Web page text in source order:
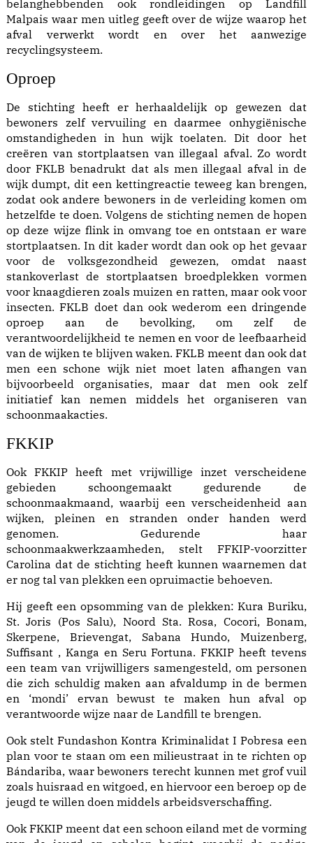
belanghebbenden ook rondleidingen op Landfill
Malpais waar men uitleg geeft over de wijze waarop het
afval verwerkt wordt en over het aanwezige
recyclingsysteem.
Oproep
De stichting heeft er herhaaldelijk op gewezen dat
bewoners zelf vervuiling en daarmee onhygiënische
omstandigheden in hun wijk toelaten. Dit door het
creëren van stortplaatsen van illegaal afval. Zo wordt
door FKLB benadrukt dat als men illegaal afval in de
wijk dumpt, dit een kettingreactie teweeg kan brengen,
zodat ook andere bewoners in de verleiding komen om
hetzelfde te doen. Volgens de stichting nemen de hopen
op deze wijze flink in omvang toe en ontstaan er ware
stortplaatsen. In dit kader wordt dan ook op het gevaar
voor de volksgezondheid gewezen, omdat naast
stankoverlast de stortplaatsen broedplekken vormen
voor knaagdieren zoals muizen en ratten, maar ook voor
insecten. FKLB doet dan ook wederom een dringende
oproep aan de bevolking, om zelf de
verantwoordelijkheid te nemen en voor de leefbaarheid
van de wijken te blijven waken. FKLB meent dan ook dat
men een schone wijk niet moet laten afhangen van
bijvoorbeeld organisaties, maar dat men ook zelf
initiatief kan nemen middels het organiseren van
schoonmaakacties.
FKKIP
Ook FKKIP heeft met vrijwillige inzet verscheidene
gebieden schoongemaakt gedurende de
schoonmaakmaand, waarbij een verscheidenheid aan
wijken, pleinen en stranden onder handen werd
genomen. Gedurende haar
schoonmaakwerkzaamheden, stelt FFKIP-voorzitter
Carolina dat de stichting heeft kunnen waarnemen dat
er nog tal van plekken een opruimactie behoeven.
Hij geeft een opsomming van de plekken: Kura Buriku,
St. Joris (Pos Salu), Noord Sta. Rosa, Cocori, Bonam,
Skerpene, Brievengat, Sabana Hundo, Muizenberg,
Suffisant , Kanga en Seru Fortuna. FKKIP heeft tevens
een team van vrijwilligers samengesteld, om personen
die zich schuldig maken aan afvaldump in de bermen
en ‘mondi’ ervan bewust te maken hun afval op
verantwoorde wijze naar de Landfill te brengen.
Ook stelt Fundashon Kontra Kriminalidat I Pobresa een
plan voor te staan om een milieustraat in te richten op
Bándariba, waar bewoners terecht kunnen met grof vuil
zoals huisraad en witgoed, en hiervoor een beroep op de
jeugd te willen doen middels arbeidsverschaffing.
Ook FKKIP meent dat een schoon eiland met de vorming